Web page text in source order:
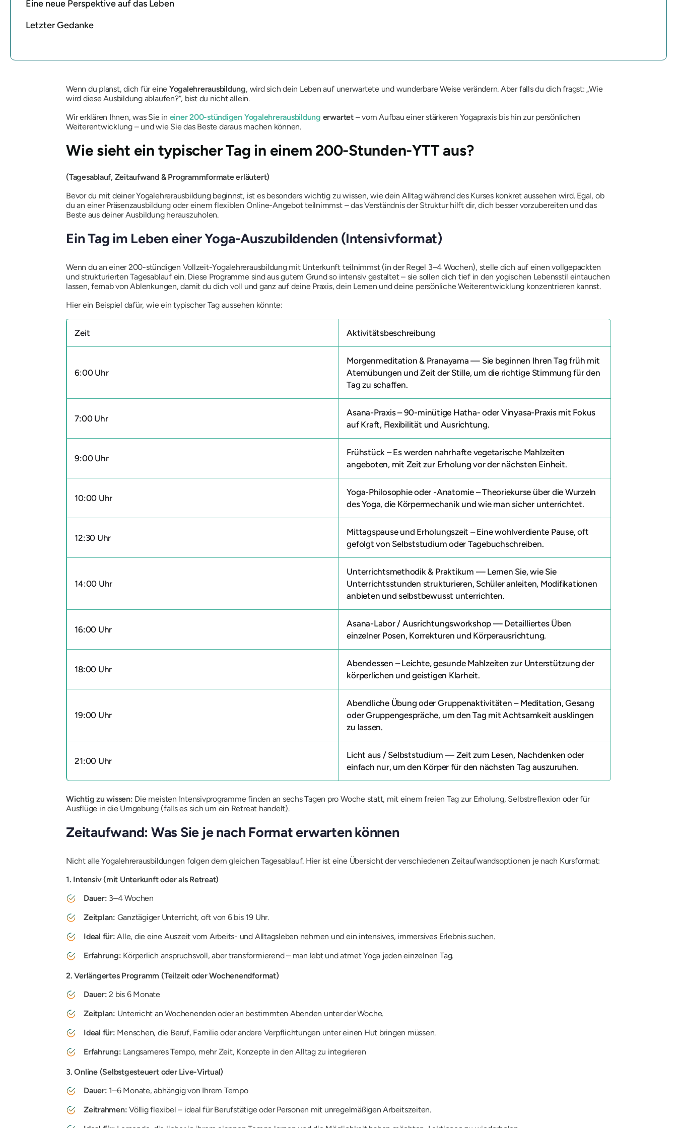
Eine neue Perspektive auf das Leben
Letzter Gedanke
Wenn du planst, dich für eine Yogalehrerausbildung, wird sich dein Leben auf unerwartete und wunderbare Weise verändern. Aber falls du dich fragst: „Wie
wird diese Ausbildung ablaufen?“, bist du nicht allein.
Wir erklären Ihnen, was Sie in einer 200-stündigen Yogalehrerausbildung erwartet– vom Aufbau einer stärkeren Yogapraxis bis hin zur persönlichen
Weiterentwicklung – und wie Sie das Beste daraus machen können.
Wie sieht ein typischer Tag in einem 200-Stunden-YTT aus?
(Tagesablauf, Zeitaufwand & Programmformate erläutert)
Bevor du mit deiner Yogalehrerausbildung beginnst, ist es besonders wichtig zu wissen, wie dein Alltag während des Kurses konkret aussehen wird. Egal, ob
du an einer Präsenzausbildung oder einem flexiblen Online-Angebot teilnimmst – das Verständnis der Struktur hilft dir, dich besser vorzubereiten und das
Beste aus deiner Ausbildung herauszuholen.
Ein Tag im Leben einer Yoga-Auszubildenden (Intensivformat)
Wenn du an einer 200-stündigen Vollzeit-Yogalehrerausbildung mit Unterkunft teilnimmst (in der Regel 3–4 Wochen), stelle dich auf einen vollgepackten
und strukturierten Tagesablauf ein. Diese Programme sind aus gutem Grund so intensiv gestaltet – sie sollen dich tief in den yogischen Lebensstil eintauchen
lassen, fernab von Ablenkungen, damit du dich voll und ganz auf deine Praxis, dein Lernen und deine persönliche Weiterentwicklung konzentrieren kannst.
Hier ein Beispiel dafür, wie ein typischer Tag aussehen könnte:
Zeit Aktivitätsbeschreibung
6:00 Uhr
Morgenmeditation & Pranayama — Sie beginnen Ihren Tag früh mit
Atemübungen und Zeit der Stille, um die richtige Stimmung für den
Tag zu schaffen.
7:00 Uhr
Asana-Praxis– 90-minütige Hatha- oder Vinyasa-Praxis mit Fokus
auf Kraft, Flexibilität und Ausrichtung.
9:00 Uhr
Frühstück – Es werden nahrhafte vegetarische Mahlzeiten
angeboten, mit Zeit zur Erholung vor der nächsten Einheit.
10:00 Uhr
Yoga-Philosophie oder -Anatomie– Theoriekurse über die Wurzeln
des Yoga, die Körpermechanik und wie man sicher unterrichtet.
12:30 Uhr
Mittagspause und Erholungszeit – Eine wohlverdiente Pause, oft
gefolgt von Selbststudium oder Tagebuchschreiben.
14:00 Uhr
Unterrichtsmethodik & Praktikum — Lernen Sie, wie Sie
Unterrichtsstunden strukturieren, Schüler anleiten, Modifikationen
anbieten und selbstbewusst unterrichten.
16:00 Uhr
Asana-Labor / Ausrichtungsworkshop — Detailliertes Üben
einzelner Posen, Korrekturen und Körperausrichtung.
18:00 Uhr
Abendessen – Leichte, gesunde Mahlzeiten zur Unterstützung der
körperlichen und geistigen Klarheit.
19:00 Uhr
Abendliche Übung oder Gruppenaktivitäten – Meditation, Gesang
oder Gruppengespräche, um den Tag mit Achtsamkeit ausklingen
zu lassen.
21:00 Uhr
Licht aus / Selbststudium — Zeit zum Lesen, Nachdenken oder
einfach nur, um den Körper für den nächsten Tag auszuruhen.
Wichtig zu wissen: Die meisten Intensivprogramme finden an sechs Tagen pro Woche statt, mit einem freien Tag zur Erholung, Selbstreflexion oder für
Ausflüge in die Umgebung (falls es sich um ein Retreat handelt).
Zeitaufwand: Was Sie je nach Format erwarten können
Nicht alle Yogalehrerausbildungen folgen dem gleichen Tagesablauf. Hier ist eine Übersicht der verschiedenen Zeitaufwandsoptionen je nach Kursformat:
1. Intensiv (mit Unterkunft oder als Retreat)
Dauer: 3–4 Wochen
Zeitplan: Ganztägiger Unterricht, oft von 6 bis 19 Uhr.
Ideal für: Alle, die eine Auszeit vom Arbeits- und Alltagsleben nehmen und ein intensives, immersives Erlebnis suchen.
Erfahrung: Körperlich anspruchsvoll, aber transformierend – man lebt und atmet Yoga jeden einzelnen Tag.
2. Verlängertes Programm (Teilzeit oder Wochenendformat)
Dauer: 2 bis 6 Monate
Zeitplan: Unterricht an Wochenenden oder an bestimmten Abenden unter der Woche.
Ideal für: Menschen, die Beruf, Familie oder andere Verpflichtungen unter einen Hut bringen müssen.
Erfahrung: Langsameres Tempo, mehr Zeit, Konzepte in den Alltag zu integrieren
3. Online (Selbstgesteuert oder Live-Virtual)
Dauer: 1–6 Monate, abhängig von Ihrem Tempo
Zeitrahmen: Völlig flexibel – ideal für Berufstätige oder Personen mit unregelmäßigen Arbeitszeiten.